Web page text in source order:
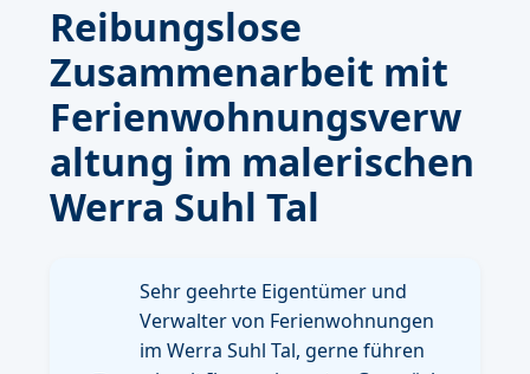
Reibungslose
Zusammenarbeit mit
Ferienwohnungsverw
altung im malerischen
Werra Suhl Tal
Sehr geehrte Eigentümer und
Verwalter von Ferienwohnungen
im Werra Suhl Tal, gerne führen